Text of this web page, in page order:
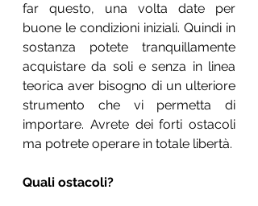
far questo, una volta date per
buone le condizioni iniziali. Quindi in
sostanza potete tranquillamente
acquistare da soli e senza in linea
teorica aver bisogno di un ulteriore
strumento che vi permetta di
importare. Avrete dei forti ostacoli
ma potrete operare in totale libertà.
Quali ostacoli?